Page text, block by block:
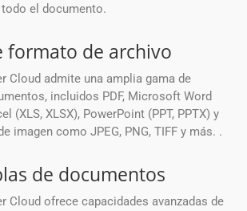
el documento.
formato de archivo
Cloud admite una amplia gama de
incluidos PDF, Microsoft Word
(XLS, XLSX), PowerPoint (PPT, PPTX) y
imagen como JPEG, PNG, TIFF y más. .
de documentos
Cloud ofrece capacidades avanzadas de